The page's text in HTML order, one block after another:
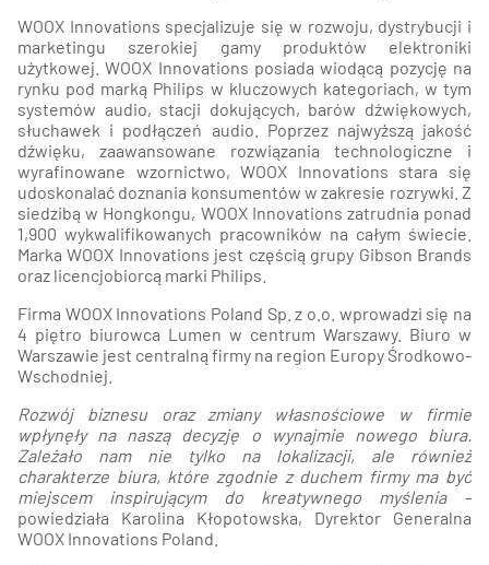
WOOX Innovations specjalizuje się w rozwoju, dystrybucji i
marketingu szerokiej gamy produktów elektroniki
użytkowej. WOOX Innovations posiada wiodącą pozycję na
rynku pod marką Philips w kluczowych kategoriach, w tym
systemów audio, stacji dokujących, barów dźwiękowych,
słuchawek i podłączeń audio. Poprzez najwyższą jakość
dźwięku, zaawansowane rozwiązania technologiczne i
wyrafinowane wzornictwo, WOOX Innovations stara się
udoskonalać doznania konsumentów w zakresie rozrywki. Z
siedzibą w Hongkongu, WOOX Innovations zatrudnia ponad
1,900 wykwalifikowanych pracowników na całym świecie.
Marka WOOX Innovations jest częścią grupy Gibson Brands
oraz licencjobiorcą marki Philips.
Firma WOOX Innovations Poland Sp. z o.o. wprowadzi się na
4 piętro biurowca Lumen w centrum Warszawy. Biuro w
Warszawie jest centralną firmy na region Europy Środkowo-
Wschodniej.
Rozwój biznesu oraz zmiany własnościowe w firmie
wpłynęły na naszą decyzję o wynajmie nowego biura.
Zależało nam nie tylko na lokalizacji, ale również
charakterze biura, które zgodnie z duchem firmy ma być
miejscem inspirującym do kreatywnego myślenia –
powiedziała Karolina Kłopotowska, Dyrektor Generalna
WOOX Innovations Poland.